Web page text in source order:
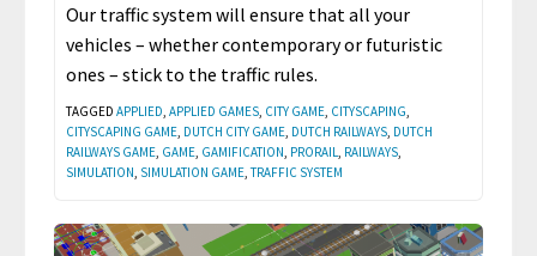
Our traffic system will ensure that all your
vehicles – whether contemporary or futuristic
ones – stick to the traffic rules.
TAGGED APPLIED, APPLIED GAMES, CITY GAME, CITYSCAPING,
CITYSCAPING GAME, DUTCH CITY GAME, DUTCH RAILWAYS, DUTCH
RAILWAYS GAME, GAME, GAMIFICATION, PRORAIL, RAILWAYS,
SIMULATION, SIMULATION GAME,TRAFFIC SYSTEM